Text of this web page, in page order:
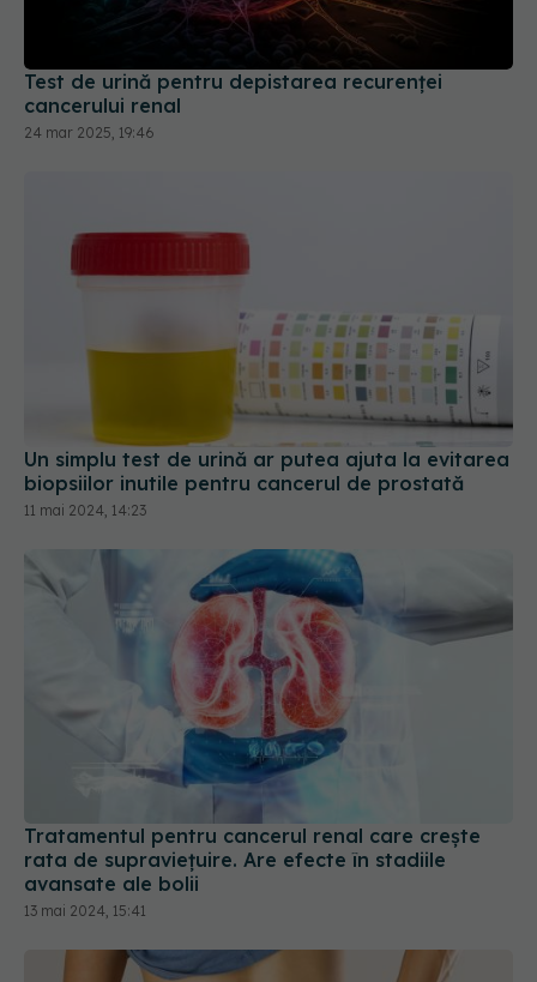
Test de urină pentru depistarea recurenței
cancerului renal
24 mar 2025, 19:46
Un simplu test de urină ar putea ajuta la evitarea
biopsiilor inutile pentru cancerul de prostată
11 mai 2024, 14:23
Tratamentul pentru cancerul renal care crește
rata de supraviețuire. Are efecte în stadiile
avansate ale bolii
13 mai 2024, 15:41